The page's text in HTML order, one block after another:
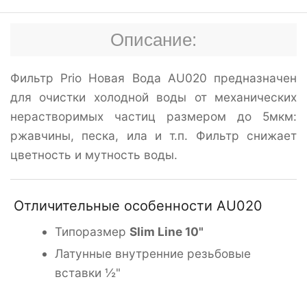
Описание:
Фильтр Prio Новая Вода AU020 предназначен
для очистки холодной воды от механических
нерастворимых частиц размером до 5мкм:
ржавчины, песка, ила и т.п. Фильтр снижает
цветность и мутность воды.
Отличительные особенности AU020
Типоразмер Slim Line 10"
Латунные внутренние резьбовые
вставки ½"